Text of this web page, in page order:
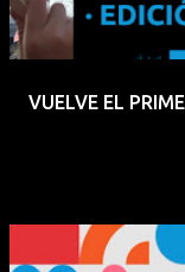
VUELVE EL